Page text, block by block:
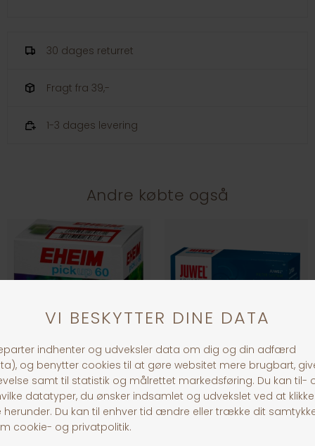
30 dages returret
Fragt fra 39,-
1-3 dages levering
Andre købte også
EHEIM filterpatroner T/2008